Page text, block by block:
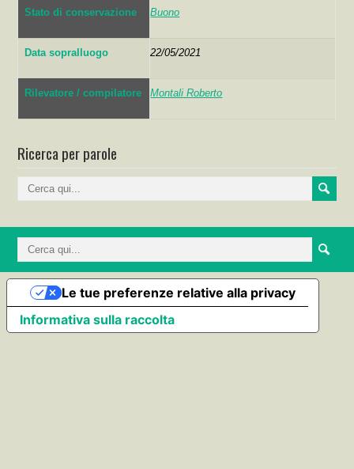
Stato di conservazione Buono
Data sopralluogo 22/05/2021
Rilevatore / compilatore Montali Roberto
Ricerca per parole
Informativa sulla raccolta
Le tue preferenze relative alla privacy